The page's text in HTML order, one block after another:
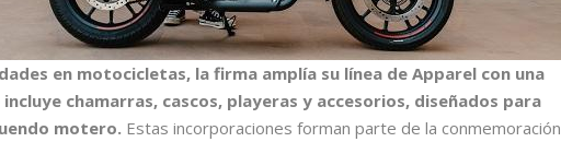
en motocicletas, la firma amplía su línea de Apparel con una
chamarras, cascos, playeras y accesorios, diseñados para
motero. Estas incorporaciones forman parte de la conmemoración